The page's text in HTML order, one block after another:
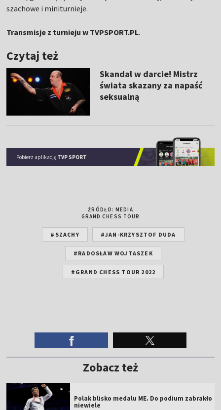
szachowe i miniturnieje.
Transmisje z turnieju w TVPSPORT.PL.
Czytaj też
Skandal w darcie! Mistrz
świata skazany za napaść
seksualną
Pobierz aplikację TVP SPORT
ŹRÓDŁO: MEDIA
GRAND CHESS TOUR
#SZACHY #JAN-KRZYSZTOF DUDA
#RADOSŁAW WOJTASZEK
#GRAND CHESS TOUR 2022
Zobacz też
Polak blisko medalu ME. Do podium zabrakło
niewiele